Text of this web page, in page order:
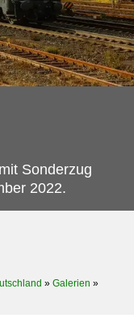
Sonderzug
2022.
» Galerien »